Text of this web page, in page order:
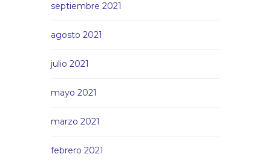
septiembre 2021
agosto 2021
julio 2021
mayo 2021
marzo 2021
febrero 2021